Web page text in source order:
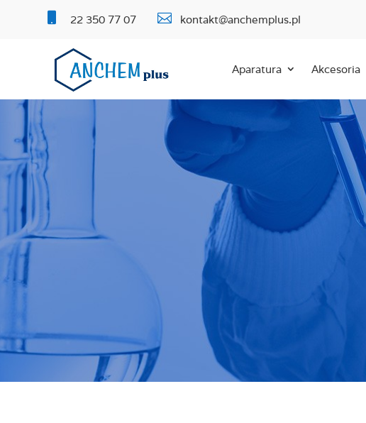
22 350 77 07  kontakt@anchemplus.pl
Aparatura Akcesoria